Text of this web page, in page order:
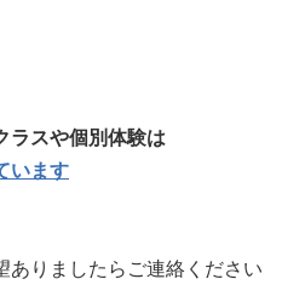
ラスや個別体験は
います
りましたらご連絡ください